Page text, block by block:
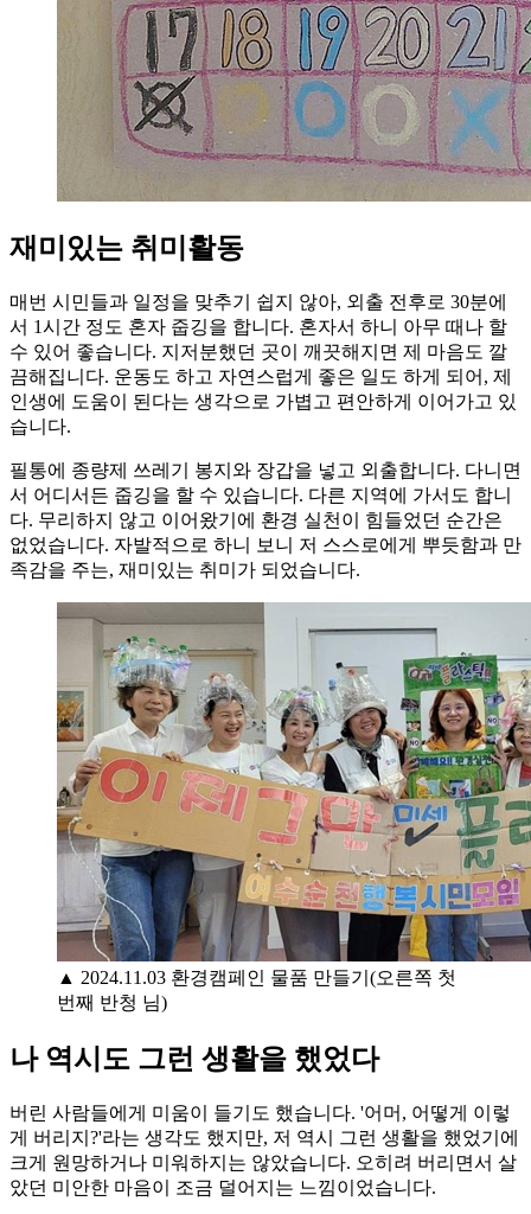
재미있는 취미활동
매번 시민들과 일정을 맞추기 쉽지 않아, 외출 전후로 30분에
서 1시간 정도 혼자 줍깅을 합니다. 혼자서 하니 아무 때나 할
수 있어 좋습니다. 지저분했던 곳이 깨끗해지면 제 마음도 깔
끔해집니다. 운동도 하고 자연스럽게 좋은 일도 하게 되어, 제
인생에 도움이 된다는 생각으로 가볍고 편안하게 이어가고 있
습니다.
필통에 종량제 쓰레기 봉지와 장갑을 넣고 외출합니다. 다니면
서 어디서든 줍깅을 할 수 있습니다. 다른 지역에 가서도 합니
다. 무리하지 않고 이어왔기에 환경 실천이 힘들었던 순간은
없었습니다. 자발적으로 하니 보니 저 스스로에게 뿌듯함과 만
족감을 주는, 재미있는 취미가 되었습니다.
▲ 2024.11.03 환경캠페인 물품 만들기(오른쪽 첫
번째 반청 님)
나 역시도 그런 생활을 했었다
버린 사람들에게 미움이 들기도 했습니다. '어머, 어떻게 이렇
게 버리지?'라는 생각도 했지만, 저 역시 그런 생활을 했었기에
크게 원망하거나 미워하지는 않았습니다. 오히려 버리면서 살
았던 미안한 마음이 조금 덜어지는 느낌이었습니다.